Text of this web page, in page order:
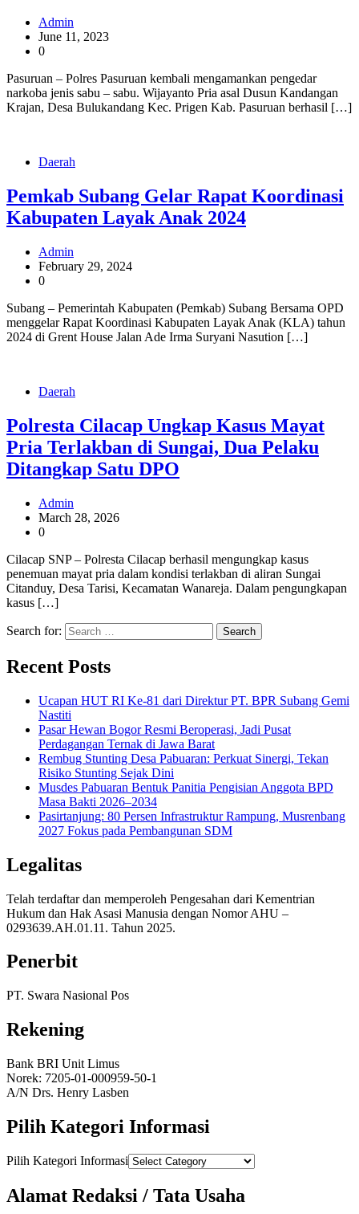
Admin
June 11, 2023
0
Pasuruan – Polres Pasuruan kembali mengamankan pengedar
narkoba jenis sabu – sabu. Wijayanto Pria asal Dusun Kandangan
Krajan, Desa Bulukandang Kec. Prigen Kab. Pasuruan berhasil […]
Daerah
Pemkab Subang Gelar Rapat Koordinasi
Kabupaten Layak Anak 2024
Admin
February 29, 2024
0
Subang – Pemerintah Kabupaten (Pemkab) Subang Bersama OPD
menggelar Rapat Koordinasi Kabupaten Layak Anak (KLA) tahun
2024 di Grent House Jalan Ade Irma Suryani Nasution […]
Daerah
Polresta Cilacap Ungkap Kasus Mayat
Pria Terlakban di Sungai, Dua Pelaku
Ditangkap Satu DPO
Admin
March 28, 2026
0
Cilacap SNP – Polresta Cilacap berhasil mengungkap kasus
penemuan mayat pria dalam kondisi terlakban di aliran Sungai
Citanduy, Desa Tarisi, Kecamatan Wanareja. Dalam pengungkapan
kasus […]
Search for:
Recent Posts
Ucapan HUT RI Ke-81 dari Direktur PT. BPR Subang Gemi
Nastiti
Pasar Hewan Bogor Resmi Beroperasi, Jadi Pusat
Perdagangan Ternak di Jawa Barat
Rembug Stunting Desa Pabuaran: Perkuat Sinergi, Tekan
Risiko Stunting Sejak Dini
Musdes Pabuaran Bentuk Panitia Pengisian Anggota BPD
Masa Bakti 2026–2034
Pasirtanjung: 80 Persen Infrastruktur Rampung, Musrenbang
2027 Fokus pada Pembangunan SDM
Legalitas
Telah terdaftar dan memperoleh Pengesahan dari Kementrian
Hukum dan Hak Asasi Manusia dengan Nomor AHU –
0293639.AH.01.11. Tahun 2025.
Penerbit
PT. Swara Nasional Pos
Rekening
Bank BRI Unit Limus
Norek: 7205-01-000959-50-1
A/N Drs. Henry Lasben
Pilih Kategori Informasi
Pilih Kategori Informasi
Alamat Redaksi / Tata Usaha